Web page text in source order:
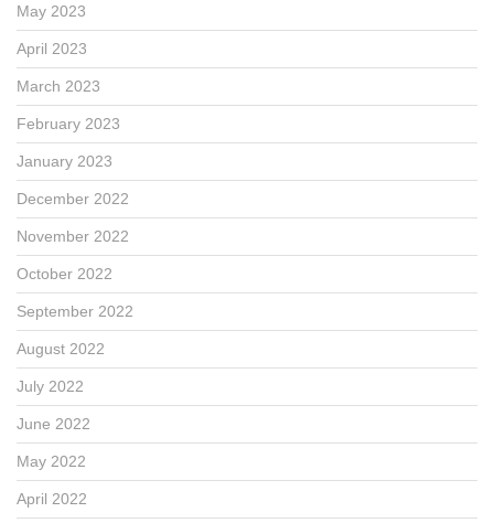
May 2023
April 2023
March 2023
February 2023
January 2023
December 2022
November 2022
October 2022
September 2022
August 2022
July 2022
June 2022
May 2022
April 2022